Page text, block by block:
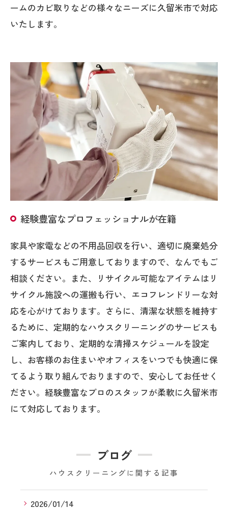
ームのカビ取りなどの様々なニーズに久留米市で対応
いたします。
経験豊富なプロフェッショナルが在籍
家具や家電などの不用品回収を行い、適切に廃棄処分
するサービスもご用意しておりますので、なんでもご
相談ください。また、リサイクル可能なアイテムはリ
サイクル施設への運搬も行い、エコフレンドリーな対
応を心がけております。さらに、清潔な状態を維持す
るために、定期的なハウスクリーニングのサービスも
ご案内しており、定期的な清掃スケジュールを設定
し、お客様のお住まいやオフィスをいつでも快適に保
てるよう取り組んでおりますので、安心してお任せく
ださい。経験豊富なプロのスタッフが柔軟に久留米市
にて対応しております。
ブログ
ハウスクリーニングに関する記事
2026/01/14